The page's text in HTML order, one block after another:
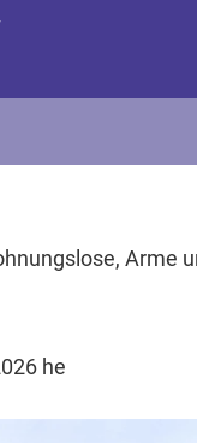
Arme
he